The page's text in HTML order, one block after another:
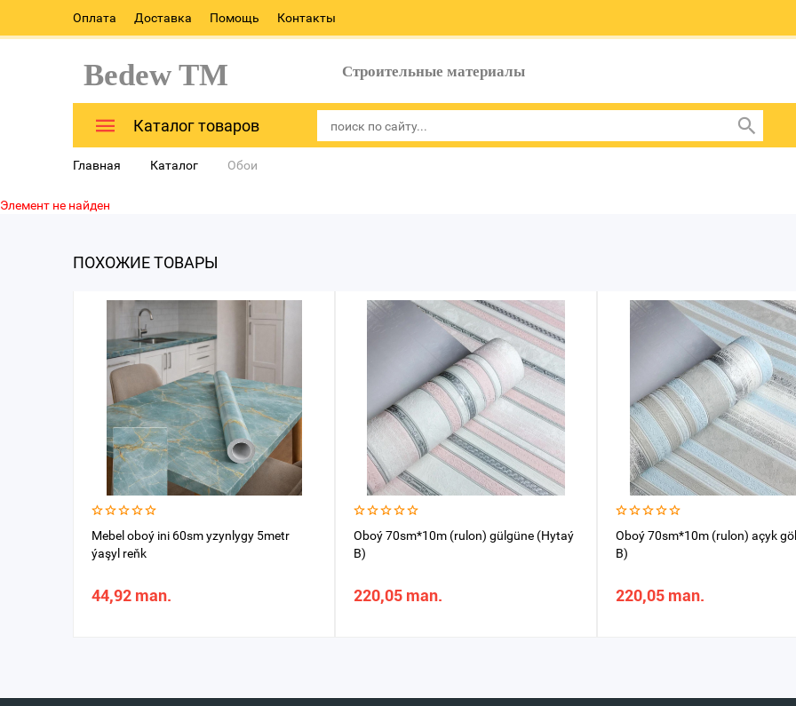
Оплата Доставка Помощь Контакты
Bedew TM Строительные материалы
Каталог товаров
Главная Каталог Обои
Элемент не найден
ПОХОЖИЕ ТОВАРЫ
Mebel oboý ini 60sm yzynlygy 5metr
ýaşyl reňk
44,92 man.
Oboý 70sm*10m (rulon) gülgüne (Hytaý
B)
220,05 man.
Oboý 70sm*10m (rulon) açyk
B)
220,05 man.